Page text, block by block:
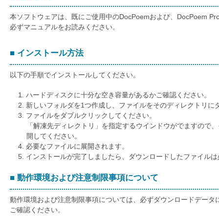
本ソフトウェアは、既にご使用中のDocPoemおよび、DocPoem
必ずマニュアルをお読みください。
■ インストール方法
以下の手順でインストールしてください。
ハードディスクに十分な空き容量があるかご確認ください。
新しいフォルダを1つ作成し、ファイルをそのディレクトリに
ファイルをダブルクリックしてください。
「解凍先ディレクトリ」を指定するウインドウがでますので
開してください。
必要なファイルに展開されます。
インストールが完了しましたら、ダウンロードしたファイル
■ 動作環境および注意制限事項について
動作環境および注意制限事項については、必ずダウンロードデー
ご確認ください。